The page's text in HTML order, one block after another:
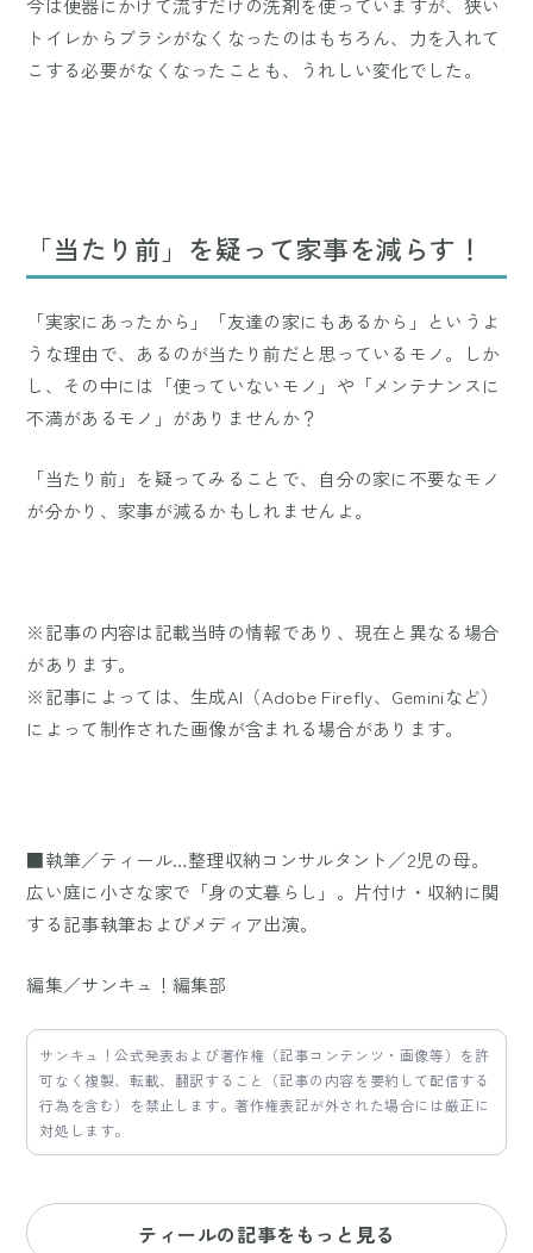
今は便器にかけて流すだけの洗剤を使っていますが、狭い
トイレからブラシがなくなったのはもちろん、力を入れて
こする必要がなくなったことも、うれしい変化でした。
「当たり前」を疑って家事を減らす！
「実家にあったから」「友達の家にもあるから」というよ
うな理由で、あるのが当たり前だと思っているモノ。しか
し、その中には「使っていないモノ」や「メンテナンスに
不満があるモノ」がありませんか？
「当たり前」を疑ってみることで、自分の家に不要なモノ
が分かり、家事が減るかもしれませんよ。
※記事の内容は記載当時の情報であり、現在と異なる場合
があります。
※記事によっては、生成AI（Adobe Firefly、Geminiなど）
によって制作された画像が含まれる場合があります。
■執筆／ティール…整理収納コンサルタント／2児の母。
広い庭に小さな家で「身の丈暮らし」。片付け・収納に関
する記事執筆およびメディア出演。
編集／サンキュ！編集部
サンキュ！公式発表および著作権（記事コンテンツ・画像等）を許
可なく複製、転載、翻訳すること（記事の内容を要約して配信する
行為を含む）を禁止します。著作権表記が外された場合には厳正に
対処します。
ティールの記事をもっと見る